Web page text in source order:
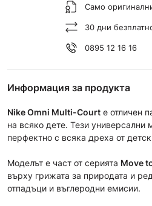
Само
30 дни
0895 12 16 16
Информация за продукта
Nike Omni Multi-Court е отличен
на всяко дете. Тези универсални
перфектно с всяка дреха от
Моделът е част от сериятa Move
върху грижата за природата и
отпадъци и въглеродни емисии.